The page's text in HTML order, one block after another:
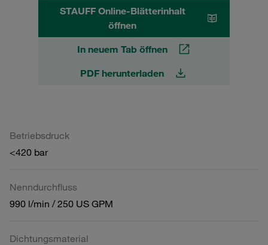
STAUFF Online-Blätterinhalt
öffnen
In neuem Tab öffnen
PDF herunterladen
Betriebsdruck
<420 bar
Nenndurchfluss
990 l/min / 250 US GPM
Dichtungsmaterial